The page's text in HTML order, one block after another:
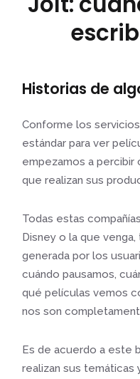
Historias de
Conforme los
estándar para ver
empezamos a percibir
que realizan sus
Todas estas
Disney o la que
generada por los
cuándo pausamos,
qué películas vemos
nos son
Es de acuerdo a este
realizan sus temáticas